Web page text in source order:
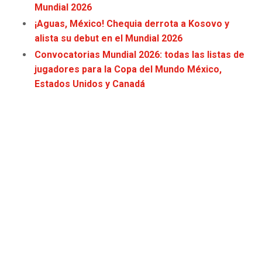
GIANTS
EAGLES
COMMANDERS
LAKERS
SUNS
KINGS
Mundial 2026
¡Aguas, México! Chequia derrota a Kosovo y
alista su debut en el Mundial 2026
Convocatorias Mundial 2026: todas las listas de
jugadores para la Copa del Mundo México,
Estados Unidos y Canadá